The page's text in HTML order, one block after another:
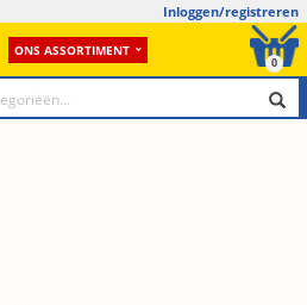
Inloggen/registreren
ONS ASSORTIMENT
0